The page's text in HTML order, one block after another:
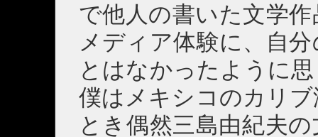
で他人の書いた文学
メディア体験に、自
とはなかったように
僕はメキシコのカリ
とき偶然三島由紀夫